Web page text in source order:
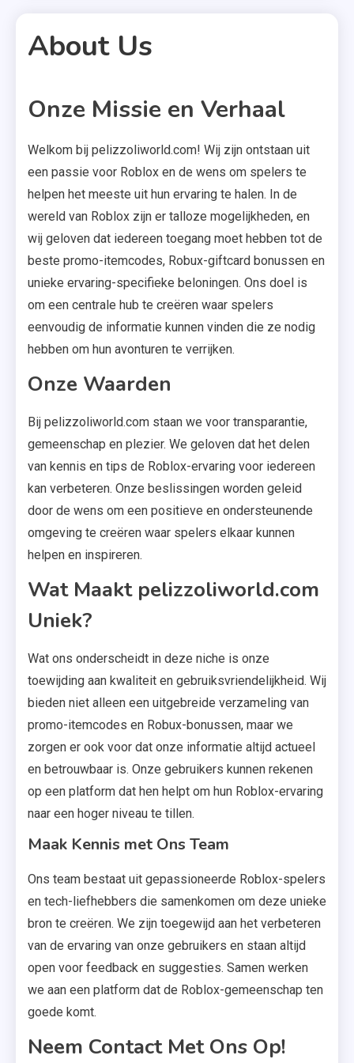
About Us
2 MINS READ
Onze Missie en Verhaal
Welkom bij pelizzoliworld.com! Wij zijn ontstaan uit
een passie voor Roblox en de wens om spelers te
helpen het meeste uit hun ervaring te halen. In de
wereld van Roblox zijn er talloze mogelijkheden, en
wij geloven dat iedereen toegang moet hebben tot de
beste promo-itemcodes, Robux-giftcard bonussen en
unieke ervaring-specifieke beloningen. Ons doel is
om een centrale hub te creëren waar spelers
eenvoudig de informatie kunnen vinden die ze nodig
hebben om hun avonturen te verrijken.
Onze Waarden
Bij pelizzoliworld.com staan we voor transparantie,
gemeenschap en plezier. We geloven dat het delen
van kennis en tips de Roblox-ervaring voor iedereen
kan verbeteren. Onze beslissingen worden geleid
door de wens om een positieve en ondersteunende
omgeving te creëren waar spelers elkaar kunnen
helpen en inspireren.
Wat Maakt pelizzoliworld.com
Uniek?
Wat ons onderscheidt in deze niche is onze
toewijding aan kwaliteit en gebruiksvriendelijkheid. Wij
bieden niet alleen een uitgebreide verzameling van
promo-itemcodes en Robux-bonussen, maar we
zorgen er ook voor dat onze informatie altijd actueel
en betrouwbaar is. Onze gebruikers kunnen rekenen
op een platform dat hen helpt om hun Roblox-ervaring
naar een hoger niveau te tillen.
Maak Kennis met Ons Team
Ons team bestaat uit gepassioneerde Roblox-spelers
en tech-liefhebbers die samenkomen om deze unieke
bron te creëren. We zijn toegewijd aan het verbeteren
van de ervaring van onze gebruikers en staan altijd
open voor feedback en suggesties. Samen werken
we aan een platform dat de Roblox-gemeenschap ten
goede komt.
Neem Contact Met Ons Op!